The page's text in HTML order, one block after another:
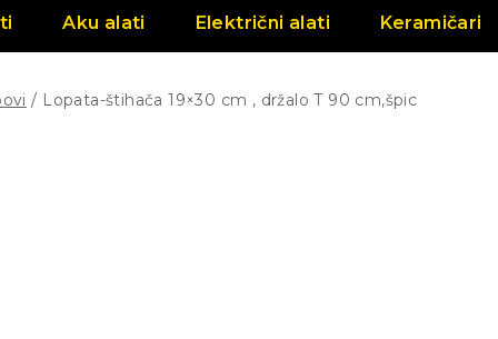
Aku alati Električni alati Keramičari
/ Lopata-štihača 19×30 cm , držalo T 90 cm,špic